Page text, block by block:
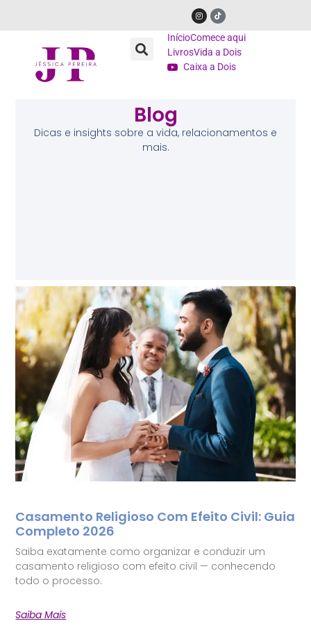
InícioComece aqui
LivrosVida a Dois
Caixa a Dois
Blog
Dicas e insights sobre a vida, relacionamentos e
mais.
Casamento Religioso Com Efeito Civil: Guia
Completo 2026
Saiba exatamente como organizar e conduzir um
casamento religioso com efeito civil — conhecendo
todo o processo.
Saiba Mais